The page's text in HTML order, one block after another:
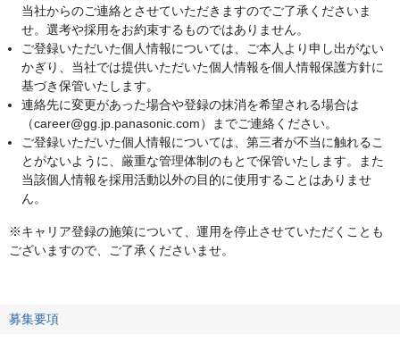
当社からのご連絡とさせていただきますのでご了承くださいま
せ。選考や採用をお約束するものではありません。
ご登録いただいた個人情報については、ご本人より申し出がない
かぎり、当社では提供いただいた個人情報を個人情報保護方針に
基づき保管いたします。
連絡先に変更があった場合や登録の抹消を希望される場合は
（career@gg.jp.panasonic.com）までご連絡ください。
ご登録いただいた個人情報については、第三者が不当に触れるこ
とがないように、厳重な管理体制のもとで保管いたします。また
当該個人情報を採用活動以外の目的に使用することはありませ
ん。
※キャリア登録の施策について、運用を停止させていただくことも
ございますので、ご了承くださいませ。
募集要項